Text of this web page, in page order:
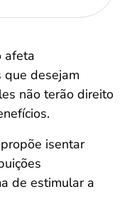
afeta
desejam
não terão direito
isentar
de estimular a